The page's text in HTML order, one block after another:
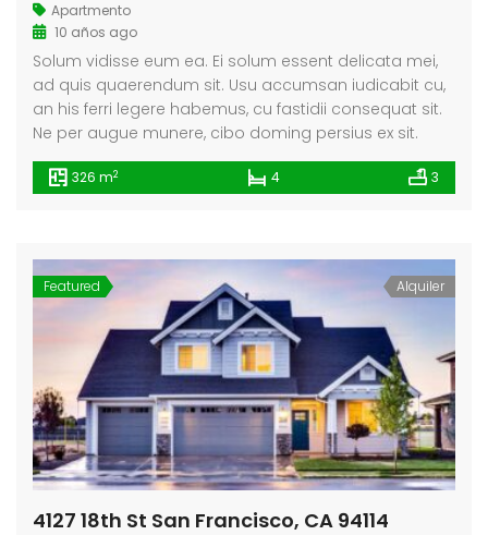
Apartmento
10 años ago
Solum vidisse eum ea. Ei solum essent delicata mei,
ad quis quaerendum sit. Usu accumsan iudicabit cu,
an his ferri legere habemus, cu fastidii consequat sit.
Ne per augue munere, cibo doming persius ex sit.
326 m2 4 3
Featured Alquiler
4127 18th St San Francisco, CA 94114